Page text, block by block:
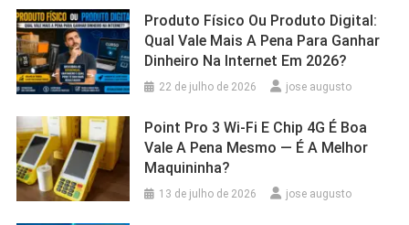
Produto Físico Ou Produto Digital:
Qual Vale Mais A Pena Para Ganhar
Dinheiro Na Internet Em 2026?
22 de julho de 2026 jose augusto
Point Pro 3 Wi‑Fi E Chip 4G É Boa
Vale A Pena Mesmo — É A Melhor
Maquininha?
13 de julho de 2026 jose augusto